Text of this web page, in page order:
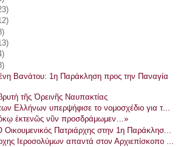
Βανάτου: 1η Παράκληση προς την Παναγία
τῆς Ὀρεινῆς Ναυπακτίας
Ελλήνων υπερψήφισε το νομοσχέδιο για τ...
ἐκτενῶς νῦν προσδράμωμεν…»
Πατριάρχης στην 1η Παράκλησ...
Ιεροσολύμων απαντά στον Αρχιεπίσκοπο ...